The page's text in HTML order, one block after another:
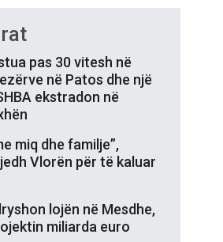
pas 30 vitesh në
në Patos dhe një
ekstradon në
miq dhe familje”,
Vlorën për të kaluar
lojën në Mesdhe,
miliarda euro